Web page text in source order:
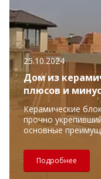
25.10.2024
Дом из
плюсов и
Керамические
прочно
основные
Подробнее